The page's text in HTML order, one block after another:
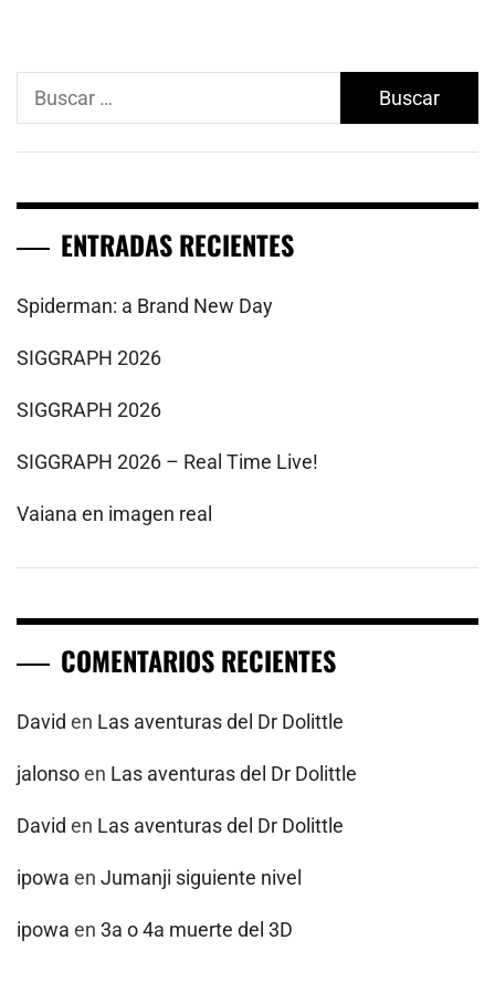
Buscar:
ENTRADAS RECIENTES
Spiderman: a Brand New Day
SIGGRAPH 2026
SIGGRAPH 2026
SIGGRAPH 2026 – Real Time Live!
Vaiana en imagen real
COMENTARIOS RECIENTES
David en Las aventuras del Dr Dolittle
jalonsoen Las aventuras del Dr Dolittle
David en Las aventuras del Dr Dolittle
ipowa en Jumanji siguiente nivel
ipowa en 3a o 4a muerte del 3D